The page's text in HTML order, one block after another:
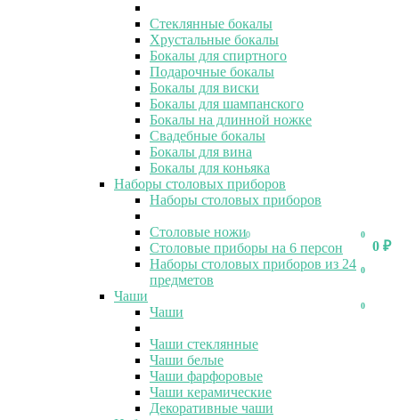
0
0 ₽
0
0
0
Стеклянные бокалы
Хрустальные бокалы
Бокалы для спиртного
Подарочные бокалы
Бокалы для виски
Бокалы для шампанского
Бокалы на длинной ножке
Свадебные бокалы
Бокалы для вина
Бокалы для коньяка
Наборы столовых приборов
Наборы столовых приборов
Столовые ножи
Столовые приборы на 6 персон
Наборы столовых приборов из 24
предметов
Чаши
Чаши
Чаши стеклянные
Чаши белые
Чаши фарфоровые
Чаши керамические
Декоративные чаши